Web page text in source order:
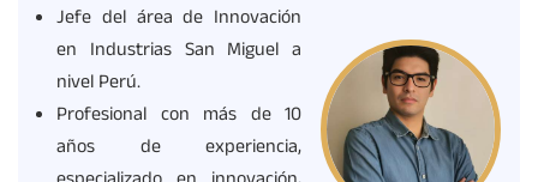
Jefe del área de Innovación
en Industrias San Miguel a
nivel Perú.
Profesional con más de 10
años de experiencia,